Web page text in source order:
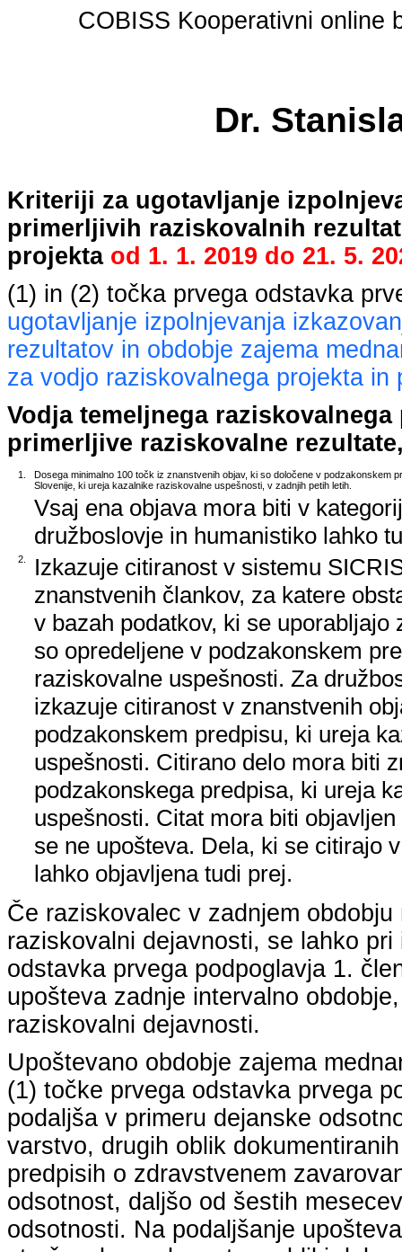
COBISS Kooperativni online
Dr.
Kriteriji za ugotavljanje
primerljivih raziskovalnih
projekta od 1. 1. 2019 do 21. 5.
(1) in (2) točka prvega odstavka
ugotavljanje izpolnjevanja
rezultatov in obdobje zajema
za vodjo raziskovalnega projekta in
Vodja temeljnega
primerljive raziskovalne
1.
Dosega minimalno 100 točk iz znanstvenih objav, ki so določene v podzakonskem
Slovenije, ki ureja kazalnike raziskovalne uspešnosti, v zadnjih petih letih.
Vsaj ena objava mora biti v
družboslovje in humanistiko lahko
2.
Izkazuje citiranost v sistemu
znanstvenih člankov, za katere
v bazah podatkov, ki se
so opredeljene v podzakonskem
raziskovalne uspešnosti. Za
izkazuje citiranost v znanstvenih
podzakonskem predpisu, ki ureja
uspešnosti. Citirano delo mora biti
podzakonskega predpisa, ki ureja
uspešnosti. Citat mora biti
se ne upošteva. Dela, ki se citirajo
lahko objavljena tudi prej.
Če raziskovalec v zadnjem
raziskovalni dejavnosti, se lahko
odstavka prvega podpoglavja 1.
upošteva zadnje intervalno
raziskovalni dejavnosti.
Upoštevano obdobje zajema
(1) točke prvega odstavka prvega
podaljša v primeru dejanske
varstvo, drugih oblik
predpisih o zdravstvenem
odsotnost, daljšo od šestih
odsotnosti. Na podaljšanje